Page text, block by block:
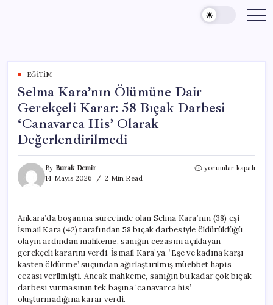
content
EĞITIM
Selma Kara’nın Ölümüne Dair
Gerekçeli Karar: 58 Bıçak Darbesi
‘Canavarca His’ Olarak
Değerlendirilmedi
By Burak Demir
14 Mayıs 2026
2 Min Read
Selma
Karar:
58
Bıçak
Darbesi
‘Canavarca
His’
Olarak
yorumlar kapalı
Ankara’da boşanma sürecinde olan Selma Kara’nın (38) eşi
İsmail Kara (42) tarafından 58 bıçak darbesiyle öldürüldüğü
olayın ardından mahkeme, sanığın cezasını açıklayan
gerekçeli kararını verdi. İsmail Kara’ya, ‘Eşe ve kadına karşı
kasten öldürme’ suçundan ağırlaştırılmış müebbet hapis
cezası verilmişti. Ancak mahkeme, sanığın bu kadar çok bıçak
darbesi vurmasının tek başına ‘canavarca his’
oluşturmadığına karar verdi.